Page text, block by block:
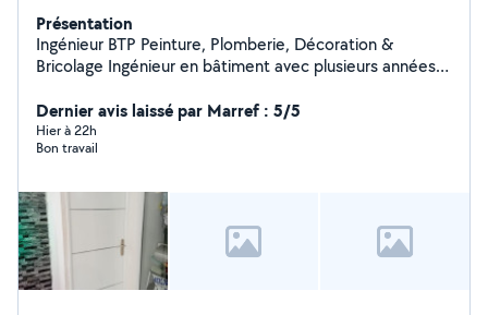
Présentation
Ingénieur BTP Peinture, Plomberie, Décoration &
Bricolage Ingénieur en bâtiment avec plusieurs années
travaux à domicile : Peinture intérieure et extérieure
Travaux de plomberie (robinets, fuites, WC, éviers,
douchettes, etc.) Montage et installation de meubles,
intérieur Petits travaux de rénovation et d'entretien
Travail soigné, finitions de qualité et conseils techniques
personnalisés. Devis gratuit et intervention rapide.
Dernier avis laissé par Marref : 5/5
Hier à 22h
Bon travail